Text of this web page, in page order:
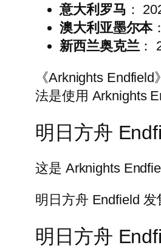
意大利罗马 ：
澳大利亚墨尔本
新西兰奥克兰：
《Arknights
法是使用 Arknights
明日方舟
这是 Arknights
明日方舟 Endfield 发
明日方舟